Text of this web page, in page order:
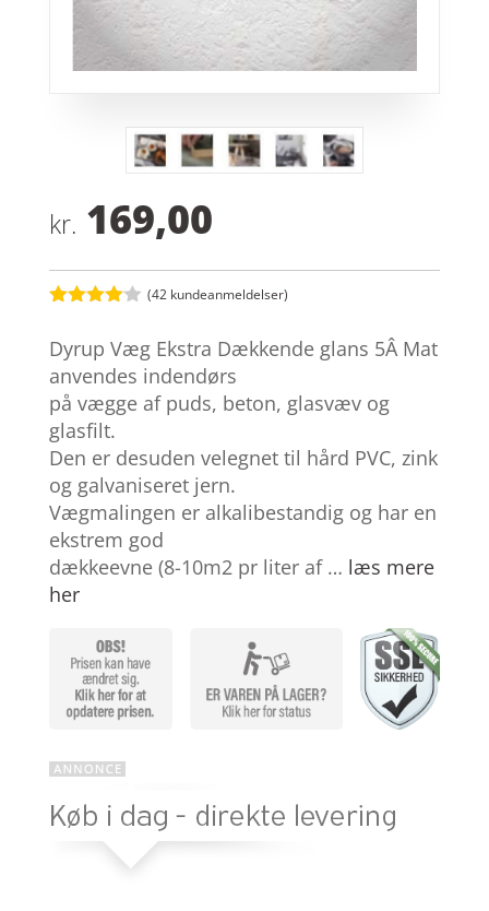
kr. 169,00
ud af 5
baseret
på
kundebed
ømmelse
r
(42 kundeanmeldelser)
Dyrup Væg Ekstra Dækkende glans 5Â Mat
anvendes indendørs
på vægge af puds, beton, glasvæv og
glasfilt.
Den er desuden velegnet til hård PVC, zink
og galvaniseret jern.
Vægmalingen er alkalibestandig og har en
ekstrem god
dækkeevne (8-10m2 pr liter af … læs mere
her